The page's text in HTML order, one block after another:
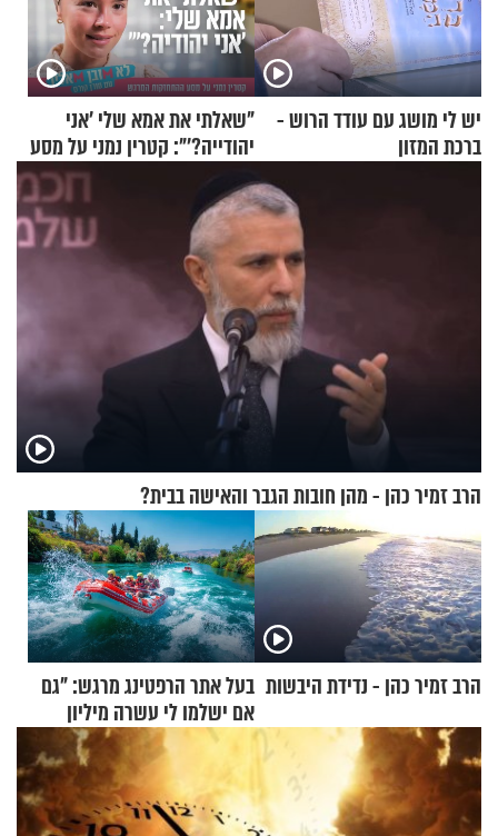
יש לי מושג עם עודד הרוש -
ברכת המזון
"שאלתי את אמא שלי 'אני
יהודייה?'": קטרין נמני על מסע
ההתחזקות המרגש
הרב זמיר כהן - מהן חובות הגבר והאישה בבית?
הרב זמיר כהן - נדידת היבשות בעל אתר הרפטינג מרגש: "גם
אם ישלמו לי עשרה מיליון
שקלים - לא אפתח בשבת"